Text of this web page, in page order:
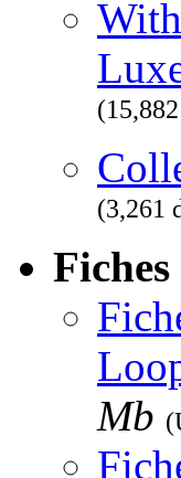
(3,261
Mb